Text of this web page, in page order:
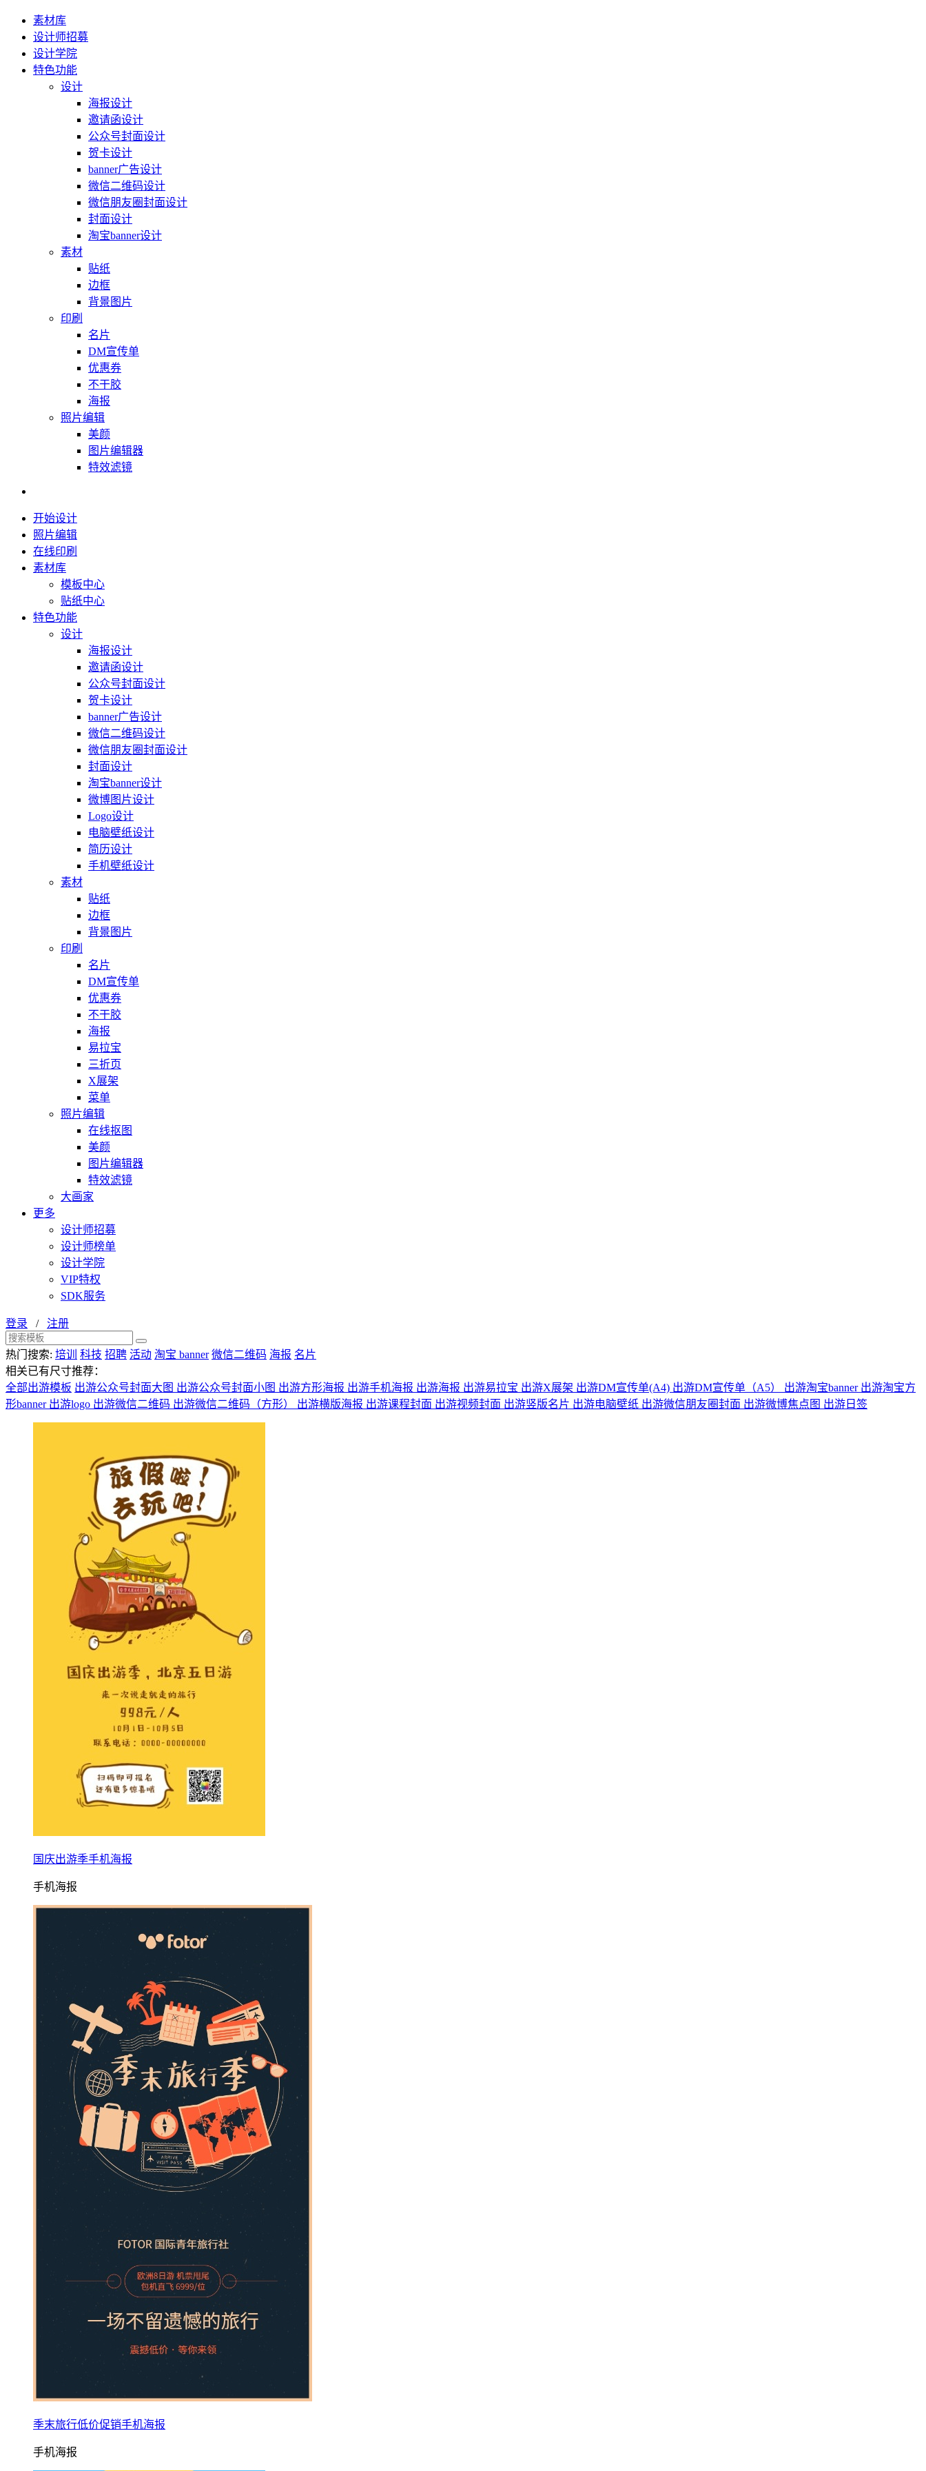
素材库
设计师招募
设计学院
特色功能
设计
海报设计
邀请函设计
公众号封面设计
贺卡设计
banner广告设计
微信二维码设计
微信朋友圈封面设计
封面设计
淘宝banner设计
素材
贴纸
边框
背景图片
印刷
名片
DM宣传单
优惠券
不干胶
海报
照片编辑
美颜
图片编辑器
特效滤镜
开始设计
照片编辑
在线印刷
素材库
模板中心
贴纸中心
特色功能
设计
海报设计
邀请函设计
公众号封面设计
贺卡设计
banner广告设计
微信二维码设计
微信朋友圈封面设计
封面设计
淘宝banner设计
微博图片设计
Logo设计
电脑壁纸设计
简历设计
手机壁纸设计
素材
贴纸
边框
背景图片
印刷
名片
DM宣传单
优惠券
不干胶
海报
易拉宝
三折页
X展架
菜单
照片编辑
在线抠图
美颜
图片编辑器
特效滤镜
大画家
更多
设计师招募
设计师榜单
设计学院
VIP特权
SDK服务
登录 / 注册
热门搜索: 培训 科技 招聘 活动 淘宝 banner 微信二维码 海报 名片
相关已有尺寸推荐：
全部出游模板 出游公众号封面大图 出游公众号封面小图 出游方形海报 出游手机海报 出游海报 出游易拉宝 出游X展架 出游DM宣传单(A4) 出游DM宣传单（A5） 出游淘宝banner 出游淘宝方
形banner 出游logo 出游微信二维码 出游微信二维码（方形） 出游横版海报 出游课程封面 出游视频封面 出游竖版名片 出游电脑壁纸 出游微信朋友圈封面 出游微博焦点图 出游日签
国庆出游季手机海报
手机海报
季末旅行低价促销手机海报
手机海报